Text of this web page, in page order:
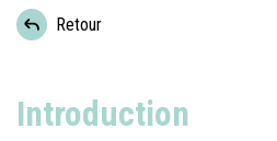
Retour
Introduction